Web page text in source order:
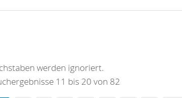
werden ignoriert.
11 bis 20 von 82